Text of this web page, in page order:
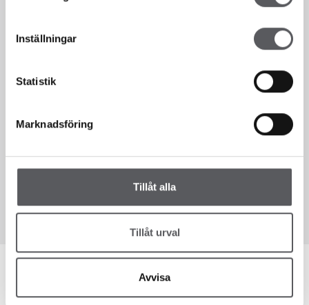
Inställningar
Statistik
Marknadsföring
Tillåt alla
Tillåt urval
Avvisa
Vi finns här för dig!
hus. Fiskarhedenvillan har alltid byggt hus i lösvirke. Det innebär att
vi bygger alla våra hus på plats på kundens tomt, en bräda i taget.
påverka hur ditt hus ska se ut i en väldigt hög utsträckning. Vi
väljer att kalla vår flexibilitet för frihet, en frihet som för dig som